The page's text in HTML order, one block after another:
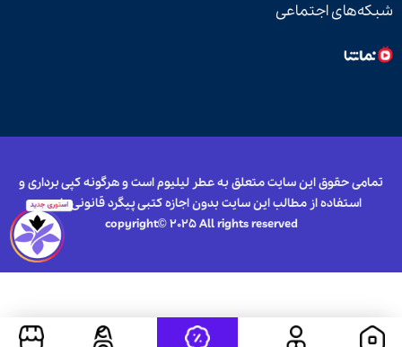
شبکه‌های اجتماعی
تمامی حقوق این سایت متعلق به عطر لیلیوم است و هرگونه کپی برداری و
استفاده از مطالب این سایت بدون اجازه کتبی پیگرد قانونی دارد.
copyright© 2025 All rights reserved